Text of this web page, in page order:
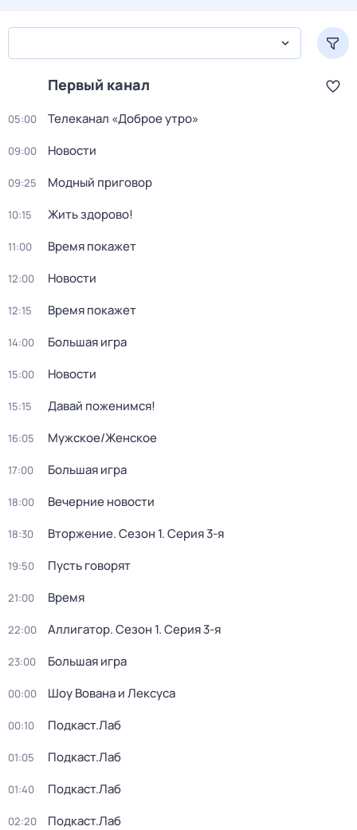
Первый канал
05:00 Телеканал «Доброе утро»
09:00 Новости
09:25 Модный приговор
10:15 Жить здорово!
11:00 Время покажет
12:00 Новости
12:15 Время покажет
14:00 Большая игра
15:00 Новости
15:15 Давай поженимся!
16:05 Мужское/Женское
17:00 Большая игра
18:00 Вечерние новости
18:30 Вторжение. Сезон 1. Серия 3-я
19:50 Пусть говорят
21:00 Время
22:00 Аллигатор. Сезон 1. Серия 3-я
23:00 Большая игра
00:00 Шоу Вована и Лексуса
00:10 Подкаст.Лаб
01:05 Подкаст.Лаб
01:40 Подкаст.Лаб
02:20 Подкаст.Лаб